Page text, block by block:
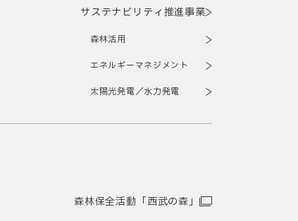
サステナビリティ推進事業
森林活用
エネルギーマネジメント
太陽光発電／水力発電
森林保全活動「西武の森」